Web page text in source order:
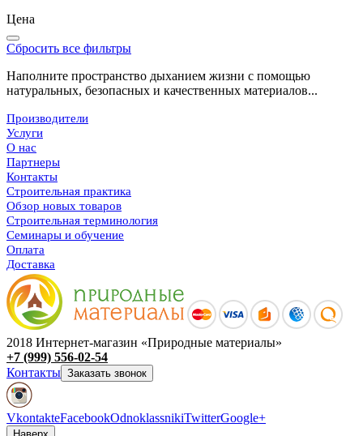
Цена
Сбросить все фильтры
Наполните пространство дыханием жизни с помощью
натуральных, безопасных и качественных материалов...
Производители
Услуги
О нас
Партнеры
Контакты
Строительная практика
Обзор новых товаров
Строительная терминология
Семинары и обучение
Оплата
Доставка
2018 Интернет-магазин «Природные материалы»
+7 (999) 556-02-54
Контакты Заказать звонок
VkontakteFacebookOdnoklassnikiTwitterGoogle+